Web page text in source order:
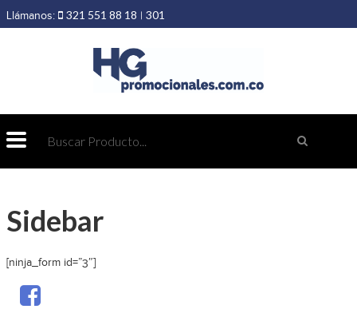
Llámanos: 321 551 88 18 | 301
Sidebar
[ninja_form id=”3″]